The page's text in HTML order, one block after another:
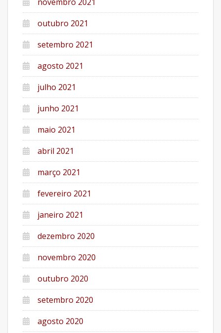
outubro 2021
setembro 2021
agosto 2021
julho 2021
junho 2021
maio 2021
abril 2021
março 2021
fevereiro 2021
janeiro 2021
dezembro 2020
novembro 2020
outubro 2020
setembro 2020
agosto 2020